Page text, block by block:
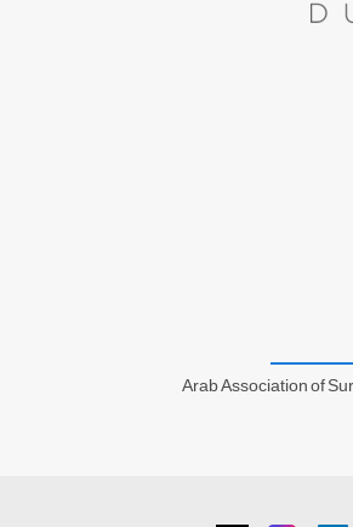
Arab Association of